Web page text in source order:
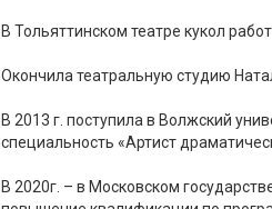
В Тольяттинском театре кукол
Окончила театральную студию
В 2013 г. поступила в Волжский
специальность «Артист
В 2020г. – в Московском